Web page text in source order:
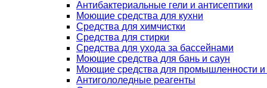
Антибактериальные гели и антисептики
Моющие средства для кухни
Средства для химчистки
Средства для стирки
Средства для ухода за бассейнами
Моющие средства для бань и саун
Моющие средства для промышленности и
Антигололедные реагенты